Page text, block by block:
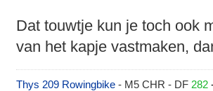
Dat touwtje kun je toch ook
van het kapje vastmaken,
Thys 209 Rowingbike- M5 CHR - DF 282